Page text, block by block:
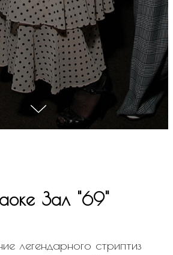
Зал "69"
легендарного стриптиз